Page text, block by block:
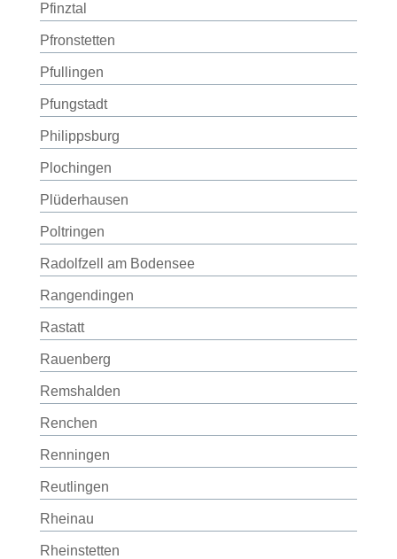
Pfinztal
Pfronstetten
Pfullingen
Pfungstadt
Philippsburg
Plochingen
Plüderhausen
Poltringen
Radolfzell am Bodensee
Rangendingen
Rastatt
Rauenberg
Remshalden
Renchen
Renningen
Reutlingen
Rheinau
Rheinstetten